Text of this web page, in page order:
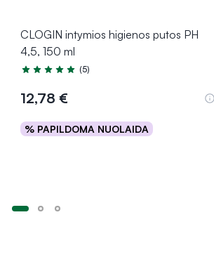
CLOGIN intymios higienos putos PH
4,5, 150 ml
Įvertinimas 5.0 iš 5
(5)
12,78 €
% PAPILDOMA NUOLAIDA
Į krepšelį